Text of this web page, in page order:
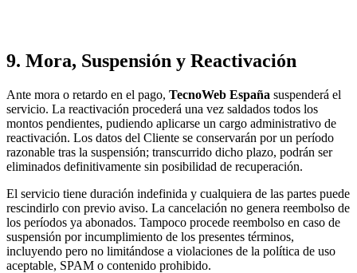
9. Mora, Suspensión y Reactivación
Ante mora o retardo en el pago, TecnoWeb España suspenderá el
servicio. La reactivación procederá una vez saldados todos los
montos pendientes, pudiendo aplicarse un cargo administrativo de
reactivación. Los datos del Cliente se conservarán por un período
razonable tras la suspensión; transcurrido dicho plazo, podrán ser
eliminados definitivamente sin posibilidad de recuperación.
El servicio tiene duración indefinida y cualquiera de las partes puede
rescindirlo con previo aviso. La cancelación no genera reembolso de
los períodos ya abonados. Tampoco procede reembolso en caso de
suspensión por incumplimiento de los presentes términos,
incluyendo pero no limitándose a violaciones de la política de uso
aceptable, SPAM o contenido prohibido.